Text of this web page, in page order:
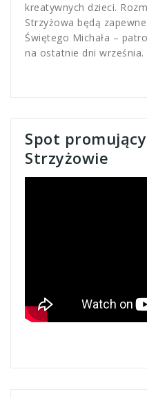
kreatywnych dzieci.
Strzyżowa będą
Świętego Michała –
na ostatnie dni września.
Spot
Strzyżowie